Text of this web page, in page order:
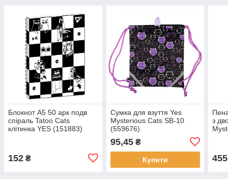
Блокнот А5 50 арк подв
cпіраль Tatoo Cats
клітинка YES (151883)
152 ₴
Сумка для взуття Yes
Mysterious Cats SB-10
(559676)
95,45₴
Купити
з
455